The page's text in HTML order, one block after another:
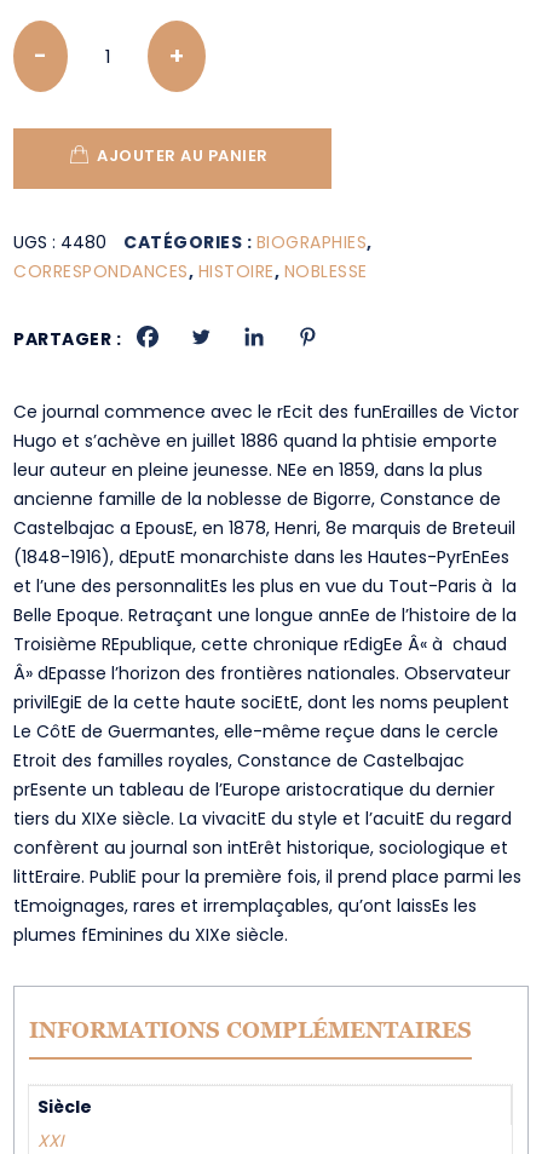
Quantity
AJOUTER AU PANIER
UGS : 4480 CATÉGORIES : BIOGRAPHIES,
CORRESPONDANCES, HISTOIRE, NOBLESSE
PARTAGER :
Ce journal commence avec le rEcit des funErailles de Victor
Hugo et s’achève en juillet 1886 quand la phtisie emporte
leur auteur en pleine jeunesse. NEe en 1859, dans la plus
ancienne famille de la noblesse de Bigorre, Constance de
Castelbajac a EpousE, en 1878, Henri, 8e marquis de Breteuil
(1848-1916), dEputE monarchiste dans les Hautes-PyrEnEes
et l’une des personnalitEs les plus en vue du Tout-Paris à la
Belle Epoque. Retraçant une longue annEe de l’histoire de la
Troisième REpublique, cette chronique rEdigEe Â« à chaud
Â» dEpasse l’horizon des frontières nationales. Observateur
privilEgiE de la cette haute sociEtE, dont les noms peuplent
Le CôtE de Guermantes, elle-même reçue dans le cercle
Etroit des familles royales, Constance de Castelbajac
prEsente un tableau de l’Europe aristocratique du dernier
tiers du XIXe siècle. La vivacitE du style et l’acuitE du regard
confèrent au journal son intErêt historique, sociologique et
littEraire. PubliE pour la première fois, il prend place parmi les
tEmoignages, rares et irremplaçables, qu’ont laissEs les
plumes fEminines du XIXe siècle.
INFORMATIONS COMPLÉMENTAIRES
Siècle
XXI